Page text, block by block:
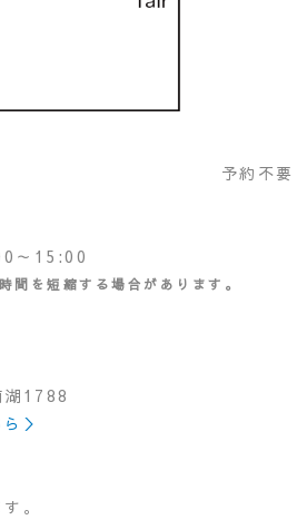
予約不要
～15:00
を短縮する場合があります。
湖1788
＞
。